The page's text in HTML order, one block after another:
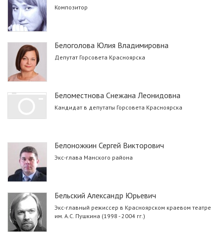
Композитор
Белоголова Юлия Владимировна
Депутат Горсовета Красноярска
Беломестнова Снежана Леонидовна
Кандидат в депутаты Горсовета Красноярска
Белоножкин Сергей Викторович
Экс-глава Манского района
Бельский Александр Юрьевич
Экс-главный режиссер в Красноярском краевом театре
им. А.С. Пушкина (1998 - 2004 гг.)